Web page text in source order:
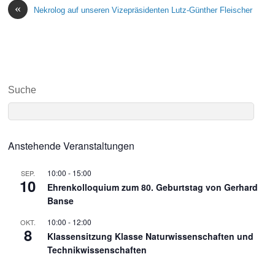
« Nekrolog auf unseren Vizepräsidenten Lutz-Günther Fleischer
Suche
Anstehende Veranstaltungen
SEP.
10
10:00 - 15:00
Ehrenkolloquium zum 80. Geburtstag von Gerhard
Banse
OKT.
8
10:00 - 12:00
Klassensitzung Klasse Naturwissenschaften und
Technikwissenschaften